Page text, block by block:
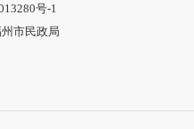
号-1
市民政局